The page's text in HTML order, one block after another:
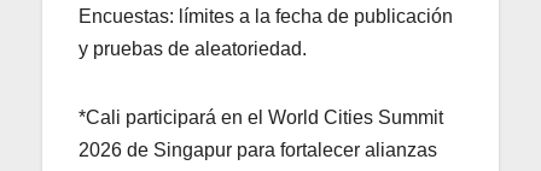
Encuestas: límites a la fecha de publicación
y pruebas de aleatoriedad.
*Cali participará en el World Cities Summit
2026 de Singapur para fortalecer alianzas